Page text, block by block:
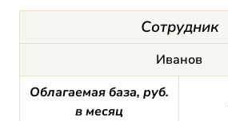
Сотрудник
Иванов
Облагаемая база, руб.
в месяц